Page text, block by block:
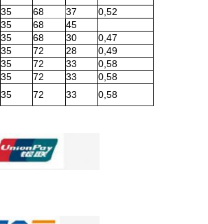
35 68 37
0,52
35 68
45
35 68 30
0,47
35 72 28
0,49
35 72 33
0,58
35 72 33
0,58
35 72 33 0,58